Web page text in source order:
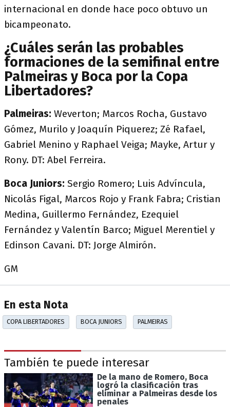
internacional en donde hace poco obtuvo un
bicampeonato.
¿Cuáles serán las probables
formaciones de la semifinal entre
Palmeiras y Boca por la Copa
Libertadores?
Palmeiras: Weverton; Marcos Rocha, Gustavo
Gómez, Murilo y Joaquín Piquerez; Zé Rafael,
Gabriel Menino y Raphael Veiga; Mayke, Artur y
Rony. DT: Abel Ferreira.
Boca Juniors: Sergio Romero; Luis Advíncula,
Nicolás Figal, Marcos Rojo y Frank Fabra; Cristian
Medina, Guillermo Fernández, Ezequiel
Fernández y Valentín Barco; Miguel Merentiel y
Edinson Cavani. DT: Jorge Almirón.
GM
En esta Nota
COPA LIBERTADORES BOCA JUNIORS PALMEIRAS
También te puede interesar
De la mano de Romero, Boca
logró la clasificación tras
eliminar a Palmeiras desde los
penales